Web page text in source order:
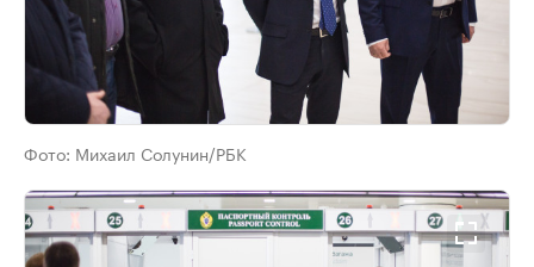
Фото: Михаил Солунин/РБК